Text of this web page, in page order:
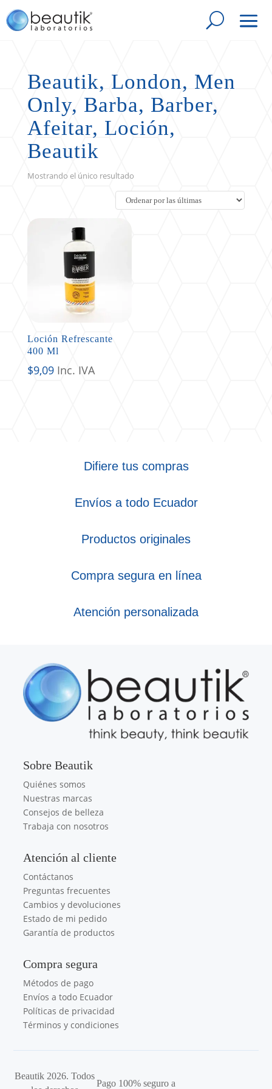
Beautik, London, Men
Only, Barba, Barber,
Afeitar, Loción,
Beautik
Mostrando el único resultado
Loción Refrescante
400 Ml
$9,09 Inc. IVA
Difiere tus compras
Envíos a todo Ecuador
Productos originales
Compra segura en línea
Atención personalizada
Sobre Beautik
Quiénes somos
Nuestras marcas
Consejos de belleza
Trabaja con nosotros
Atención al cliente
Contáctanos
Preguntas frecuentes
Cambios y devoluciones
Estado de mi pedido
Garantía de productos
Compra segura
Métodos de pago
Envíos a todo Ecuador
Políticas de privacidad
Términos y condiciones
Beautik 2026. Todos
Pago 100% seguro a